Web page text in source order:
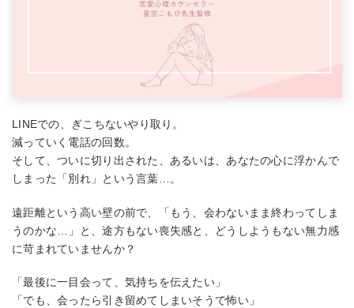
LINEでの、ぎこちないやり取り。
減っていく電話の回数。
そして、ついに切り出された、あるいは、あなたの心に浮かんで
しまった「別れ」という言葉…。
遠距離という高い壁の前で、「もう、会わないまま終わってしま
うのかな…」と、途方もない喪失感と、どうしようもない無力感
に苛まれていませんか？
「最後に一目会って、気持ちを伝えたい」
「でも、会ったら引き留めてしまいそうで怖い」